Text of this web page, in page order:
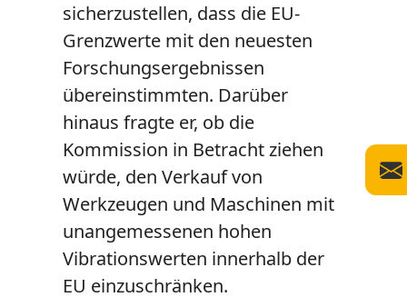
sicherzustellen, dass die EU-
Grenzwerte mit den neuesten
Forschungsergebnissen
übereinstimmten. Darüber
hinaus fragte er, ob die
Kommission in Betracht ziehen
würde, den Verkauf von
Werkzeugen und Maschinen mit
unangemessenen hohen
Vibrationswerten innerhalb der
EU einzuschränken.